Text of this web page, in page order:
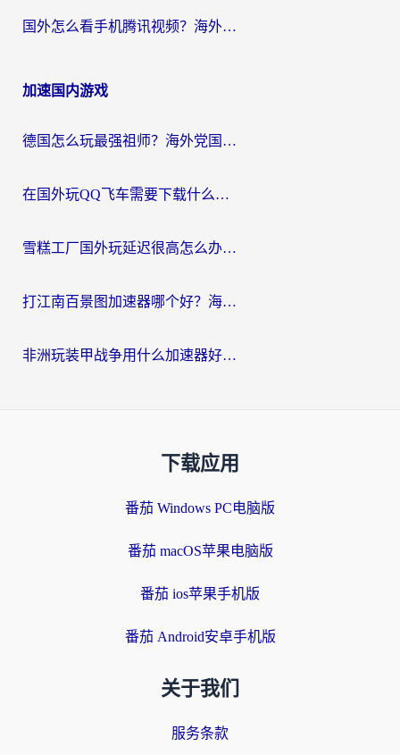
国外怎么看手机腾讯视频？海外党亲测有效的追剧加速器选择指南
加速国内游戏
德国怎么玩最强祖师？海外党国服游戏加速器选择全攻略（附宝可梦Online实测）
在国外玩QQ飞车需要下载什么加速器呢？海外党亲测有效的国服游戏加速指南
雪糕工厂国外玩延迟很高怎么办？海外玩家国服游戏加速终极攻略（附实测推荐）
打江南百景图加速器哪个好？海外党踩坑N次后，终于找到不卡的秘诀
非洲玩装甲战争用什么加速器好？海外党亲测有效的国服游戏加速方案
下载应用
番茄 Windows PC电脑版
番茄 macOS苹果电脑版
番茄 ios苹果手机版
番茄 Android安卓手机版
关于我们
服务条款